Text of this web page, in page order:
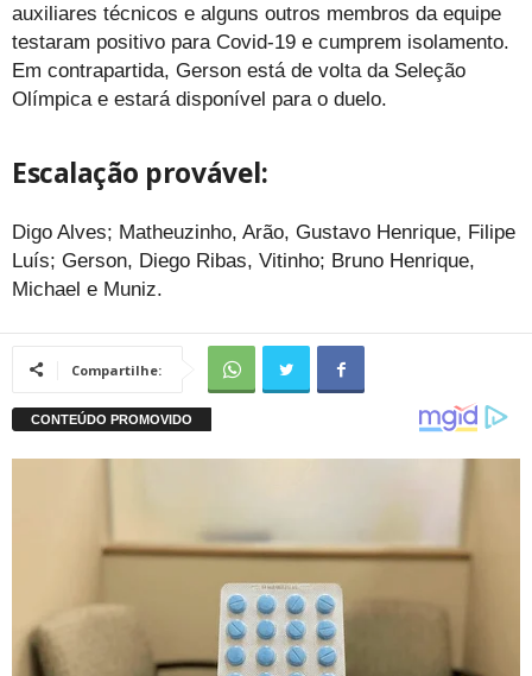
auxiliares técnicos e alguns outros membros da equipe
testaram positivo para Covid-19 e cumprem isolamento.
Em contrapartida, Gerson está de volta da Seleção
Olímpica e estará disponível para o duelo.
Escalação provável:
Digo Alves; Matheuzinho, Arão, Gustavo Henrique, Filipe
Luís; Gerson, Diego Ribas, Vitinho; Bruno Henrique,
Michael e Muniz.
Compartilhe: